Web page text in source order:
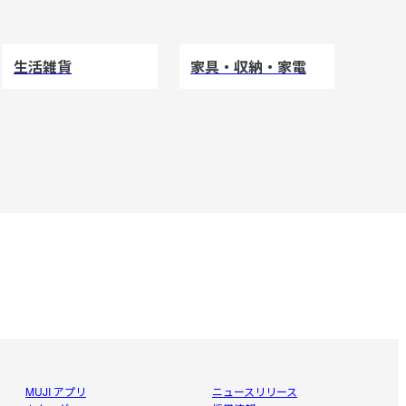
生活雑貨 家具・収納・家電
MUJI アプリ
ニュースリリース